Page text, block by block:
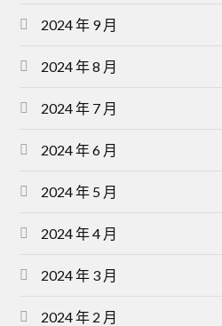
2024 年 9 月
2024 年 8 月
2024 年 7 月
2024 年 6 月
2024 年 5 月
2024 年 4 月
2024 年 3 月
2024 年 2 月